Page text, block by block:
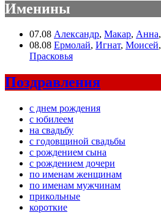
Именины
07.08 Александр, Макар, Анна,
08.08 Ермолай, Игнат, Моисей,
Прасковья
Поздравления
с днем рождения
с юбилеем
на свадьбу
с годовщиной свадьбы
с рождением сына
с рождением дочери
по именам женщинам
по именам мужчинам
прикольные
короткие